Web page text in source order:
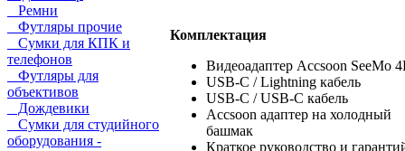
Ремни
Футляры прочие
Сумки для КПК и
телефонов
Футляры для
объективов
Дождевики
Сумки для студийного
оборудования -
Комплектация
Видеоадаптер Accsoon SeeMo
USB-C / Lightning кабель
USB-C / USB-C кабель
Accsoon адаптер на холодный
башмак
Краткое руководство и